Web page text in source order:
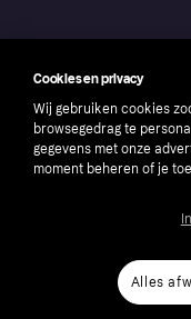
number: 556737-0431
Cookies en privacy
Wij gebruiken cookies
browsegedrag te
gegevens met onze
moment beheren of je
Alles